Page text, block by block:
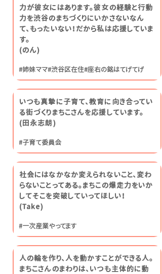
力が彼女にはあります。彼女の経験と行動
力を渋谷のまちづくりにいかさないなん
て、もったいない！だから私は応援していま
す。
​(のん)
#姉妹ママ#渋谷区在住#座右の銘はてげてげ
いつも真摯に子育て、教育に向き合ってい
る街づくりまちこさんを応援しています。
​(田永志朗)
#子育て委員会
社会にはなかなか変えられないこと、変わ
らないことってある。まちこの爆走力をいか
してそこを突破していってほしい！
​(Take)
#一次産業やってます
人の輪を作り、人を動かすことができる人。
まちこさんのまわりは、いつも主体的に動